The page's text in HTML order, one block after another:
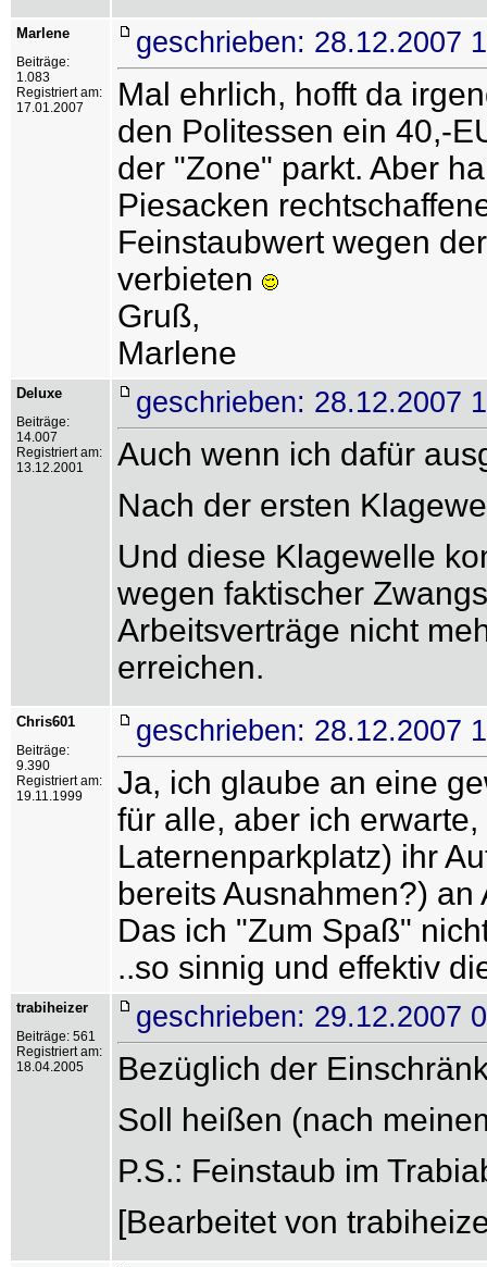
Marlene
Beiträge:
1.083
Registriert am:
17.01.2007
geschrieben: 28.12.2007
Mal ehrlich, hofft da
den Politessen ein 40,-
der "Zone" parkt. Aber
Piesacken
Feinstaubwert wegen
verbieten
Gruß,
Marlene
Deluxe
Beiträge:
14.007
Registriert am:
13.12.2001
geschrieben: 28.12.2007
Auch wenn ich dafür
Nach der ersten
Und diese Klagewelle
wegen faktischer
Arbeitsverträge nicht
erreichen.
Chris601
Beiträge:
9.390
Registriert am:
19.11.1999
geschrieben: 28.12.2007
Ja, ich glaube an eine
für alle, aber ich
Laternenparkplatz) ihr
bereits Ausnahmen?)
Das ich "Zum Spaß"
..so sinnig und effektiv
trabiheizer
Beiträge: 561
Registriert am:
18.04.2005
geschrieben: 29.12.2007
Bezüglich der
Soll heißen (nach
P.S.: Feinstaub im
[Bearbeitet von